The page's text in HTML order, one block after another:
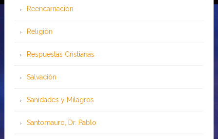
Reencarnación
Religión
Respuestas Cristianas
Salvación
Sanidades y Milagros
Santomauro, Dr. Pablo